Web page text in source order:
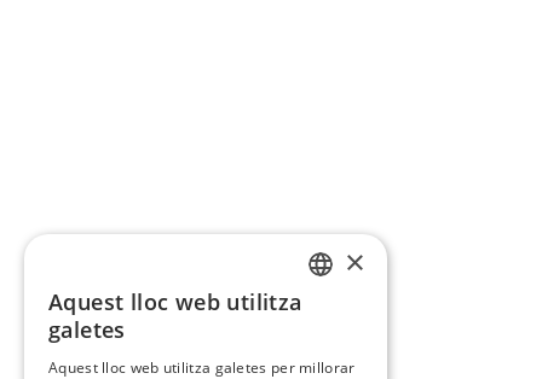
×
Aquest lloc web utilitza
galetes
Aquest lloc web utilitza galetes per millorar